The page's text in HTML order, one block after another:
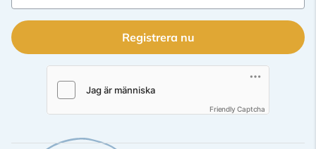
Registrera nu
Friendly Captcha